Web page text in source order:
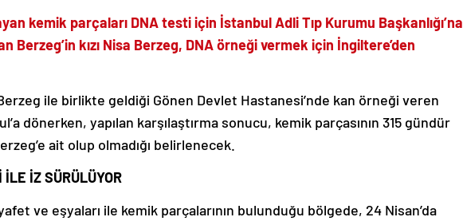
kemik parçaları DNA testi için İstanbul Adli Tıp Kurumu Başkanlığı’na
Berzeg’in kızı Nisa Berzeg, DNA örneği vermek için İngiltere’den
ile birlikte geldiği Gönen Devlet Hastanesi’nde kan örneği veren
dönerken, yapılan karşılaştırma sonucu, kemik parçasının 315 gündür
ait olup olmadığı belirlenecek.
İZ SÜRÜLÜYOR
ve eşyaları ile kemik parçalarının bulunduğu bölgede, 24 Nisan’da